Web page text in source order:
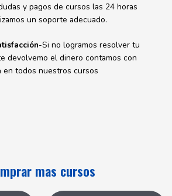
y pagos de cursos las 24 horas
un soporte adecuado.
-Si no logramos resolver tu
devolvemo el dinero contamos con
en todos nuestros cursos
mas cursos